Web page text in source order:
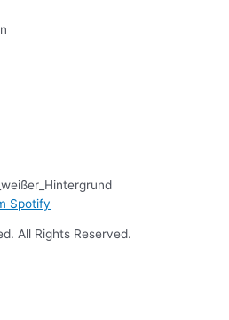
Spotify
All Rights Reserved.